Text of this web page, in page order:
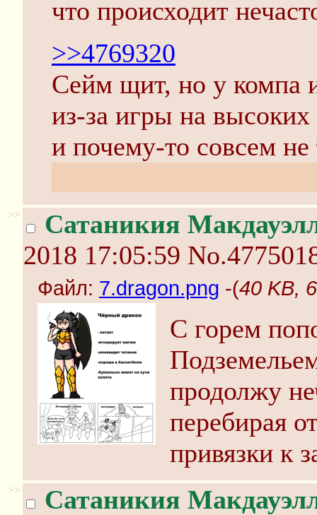
что происходит
>>4769320
Сейм щит, но у компа
из-за игры на
и почему-то совсем не
>>
Сатаникия
2018 17:05:59
Файл: 7.dragon.png -(40 KB,
С горем
продолжу
перебирая
привязки к
>>
Сатаникия